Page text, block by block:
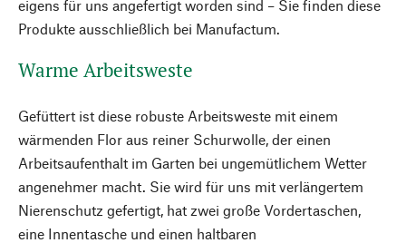
eigens für uns angefertigt worden sind – Sie finden diese
Produkte ausschließlich bei Manufactum.
Warme Arbeitsweste
Gefüttert ist diese robuste Arbeitsweste mit einem
wärmenden Flor aus reiner Schurwolle, der einen
Arbeitsaufenthalt im Garten bei ungemütlichem Wetter
angenehmer macht. Sie wird für uns mit verlängertem
Nierenschutz gefertigt, hat zwei große Vordertaschen,
eine Innentasche und einen haltbaren